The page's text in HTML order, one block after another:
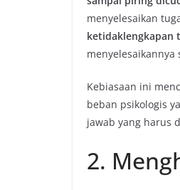
menyelesaikan
ketidaklengkapan
Kebiasaan ini
beban psikologis
jawab yang harus
2.